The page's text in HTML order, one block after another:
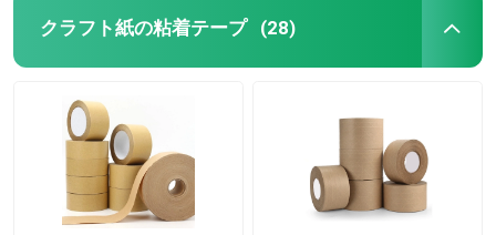
クラフト紙の粘着テープ (28)